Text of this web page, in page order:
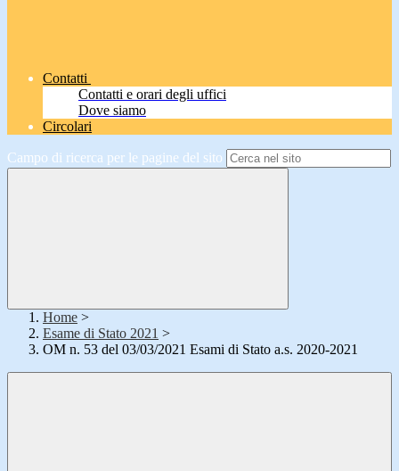
Contatti
Contatti e orari degli uffici
Dove siamo
Circolari
Campo di ricerca per le pagine del sito
Home >
Esame di Stato 2021 >
OM n. 53 del 03/03/2021 Esami di Stato a.s. 2020-2021